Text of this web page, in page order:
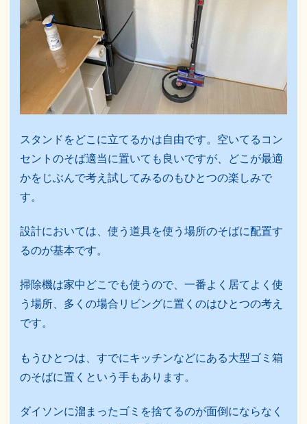
スタンドをどこに立てるかは自由です。空いてるコン
セントのそば適当に置いても良いですが、どこが最適
かをじぶんで考え試してみるのもひとつの楽しみで
す。
設計においては、 使う道具を使う場所のそばに配置す
るのが基本です。
掃除機は家中どこでも使うので、一番よく居てよく使
う場所、多くの場合リビングに置くのはひとつの考え
です。
もうひとつは、すでにキッチンなどにある大型ゴミ箱
のそばに置くという手もあります。
ダイソンに溜まったゴミを捨てるのが面倒にならなく